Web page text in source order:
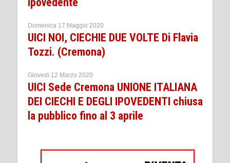
Domenica 17 Maggio 2020
UICI NOI, CIECHIE DUE VOLTE Di Flavia
Tozzi. (Cremona)
Giovedì 12 Marzo 2020
UICI Sede Cremona UNIONE ITALIANA
DEI CIECHI E DEGLI IPOVEDENTI chiusa
la pubblico fino al 3 aprile